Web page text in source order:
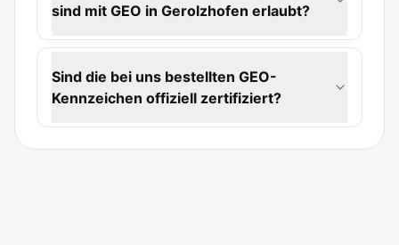
sind mit GEO in Gerolzhofen erlaubt?
Sind die bei uns bestellten GEO-
Kennzeichen offiziell zertifiziert?